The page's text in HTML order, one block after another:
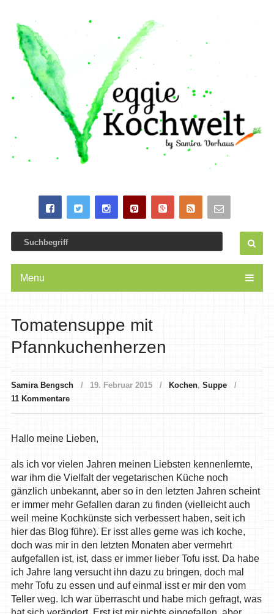
Menu
Tomatensuppe mit
Pfannkuchenherzen
Samira Bengsch 19. Februar 2015 Kochen, Suppe
11 Kommentare
Hallo meine Lieben,
als ich vor vielen Jahren meinen Liebsten kennenlernte,
war ihm die Vielfalt der vegetarischen Küche noch
gänzlich unbekannt, aber so in den letzten Jahren scheint
er immer mehr Gefallen daran zu finden (vielleicht auch
weil meine Kochkünste sich verbessert haben, seit ich
hier das Blog führe). Er isst alles gerne was ich koche,
doch was mir in den letzten Monaten aber vermehrt
aufgefallen ist, ist, dass er immer lieber Tofu isst. Da habe
ich Jahre lang versucht ihn dazu zu bringen, doch mal
mehr Tofu zu essen und auf einmal isst er mir den vom
Teller weg. Ich war überrascht und habe mich gefragt, was